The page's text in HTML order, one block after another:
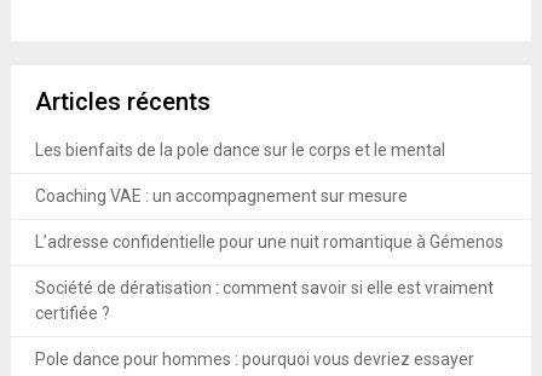
Articles récents
Les bienfaits de la pole dance sur le corps et le mental
Coaching VAE : un accompagnement sur mesure
L’adresse confidentielle pour une nuit romantique à Gémenos
Société de dératisation : comment savoir si elle est vraiment
certifiée ?
Pole dance pour hommes : pourquoi vous devriez essayer